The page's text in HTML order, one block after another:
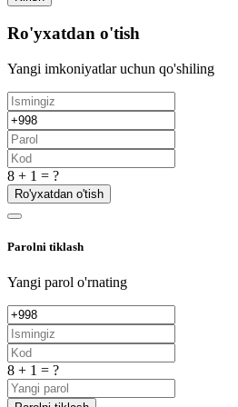
Ro'yxatdan o'tish
Yangi imkoniyatlar uchun qo'shiling
8 + 1 = ?
Ro'yxatdan o'tish
Parolni tiklash
Yangi parol o'rnating
8 + 1 = ?